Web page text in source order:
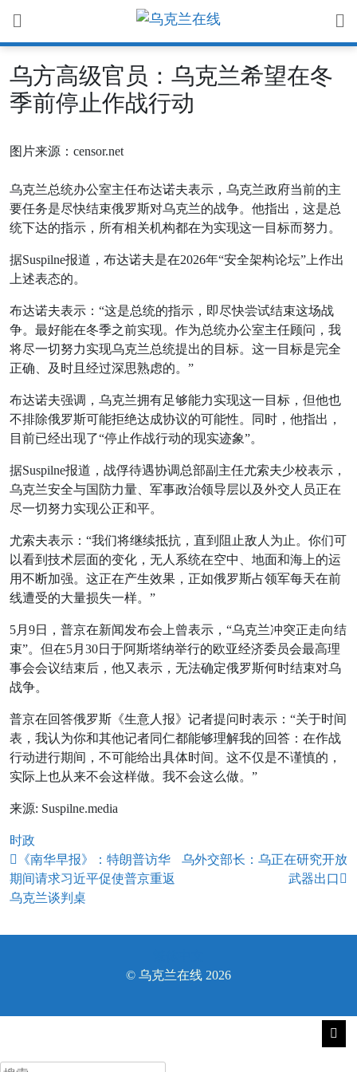
content
乌方高级官员：乌克兰希望在冬
季前停止作战行动
图片来源：censor.net
乌克兰总统办公室主任布达诺夫表示，乌克兰政府当前的主
要任务是尽快结束俄罗斯对乌克兰的战争。他指出，这是总
统下达的指示，所有相关机构都在为实现这一目标而努力。
据Suspilne报道，布达诺夫是在2026年“安全架构论坛”上作出
上述表态的。
布达诺夫表示：“这是总统的指示，即尽快尝试结束这场战
争。最好能在冬季之前实现。作为总统办公室主任顾问，我
将尽一切努力实现乌克兰总统提出的目标。这一目标是完全
正确、及时且经过深思熟虑的。”
布达诺夫强调，乌克兰拥有足够能力实现这一目标，但他也
不排除俄罗斯可能拒绝达成协议的可能性。同时，他指出，
目前已经出现了“停止作战行动的现实迹象”。
据Suspilne报道，战俘待遇协调总部副主任尤索夫少校表示，
乌克兰安全与国防力量、军事政治领导层以及外交人员正在
尽一切努力实现公正和平。
尤索夫表示：“我们将继续抵抗，直到阻止敌人为止。你们可
以看到技术层面的变化，无人系统在空中、地面和海上的运
用不断加强。这正在产生效果，正如俄罗斯占领军每天在前
线遭受的大量损失一样。”
5月9日，普京在新闻发布会上曾表示，“乌克兰冲突正走向结
束”。但在5月30日于阿斯塔纳举行的欧亚经济委员会最高理
事会会议结束后，他又表示，无法确定俄罗斯何时结束对乌
战争。
普京在回答俄罗斯《生意人报》记者提问时表示：“关于时间
表，我认为你和其他记者同仁都能够理解我的回答：在作战
行动进行期间，不可能给出具体时间。这不仅是不谨慎的，
实际上也从来不会这样做。我不会这么做。”
来源: Suspilne.media
时政
文
章
导
航
《南华早报》：特朗普访华
期间请求习近平促使普京重返
乌克兰谈判桌
乌外交部长：乌正在研究开放
武器出口
© 乌克兰在线 2026